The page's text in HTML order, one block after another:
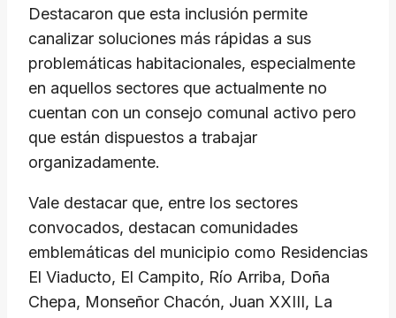
Destacaron que esta inclusión permite
canalizar soluciones más rápidas a sus
problemáticas habitacionales, especialmente
en aquellos sectores que actualmente no
cuentan con un consejo comunal activo pero
que están dispuestos a trabajar
organizadamente.
​Vale destacar que, entre los sectores
convocados, destacan comunidades
emblemáticas del municipio como Residencias
El Viaducto, El Campito, Río Arriba, Doña
Chepa, Monseñor Chacón, Juan XXIII, La